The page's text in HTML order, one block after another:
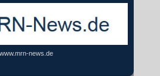
www.mrn-news.de